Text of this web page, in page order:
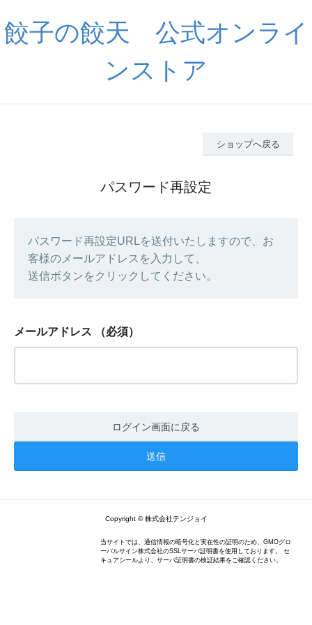
餃子の餃天 公式オンライ
ンストア
ショップへ戻る
パスワード再設定
パスワード再設定URLを送付いたしますので、お
客様のメールアドレスを入力して、
送信ボタンをクリックしてください。
メールアドレス （必須）
ログイン画面に戻る
Copyright © 株式会社テンジョイ
当サイトでは、通信情報の暗号化と実在性の証明のため、GMOグロ
ーバルサイン株式会社のSSLサーバ証明書を使用しております。 セ
キュアシールより、サーバ証明書の検証結果をご確認ください。